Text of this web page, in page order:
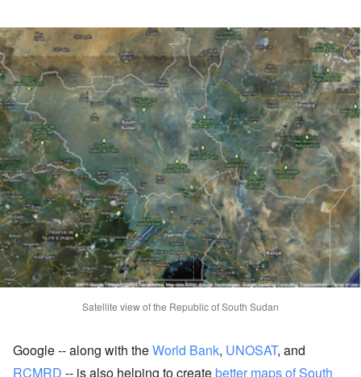
Satellite view of the Republic of South Sudan
Google -- along with theWorld Bank, UNOSAT, and
RCMRD -- is also helping to createbetter maps of South